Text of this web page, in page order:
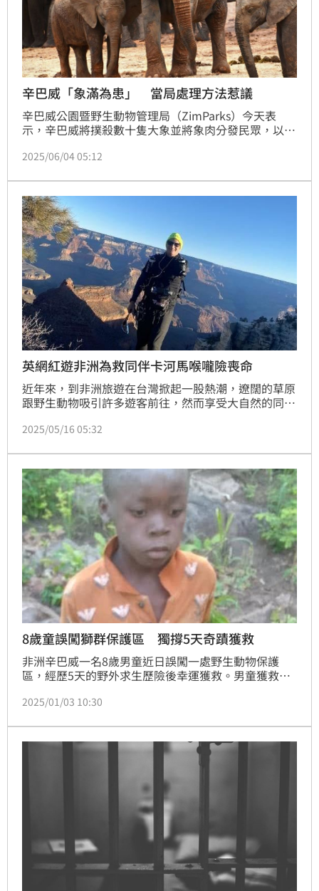
辛巴威「象滿為患」 當局處理方法惹議
辛巴威公園暨野生動物管理局（ZimParks）今天表
示，辛巴威將撲殺數十隻大象並將象肉分發民眾，以緩
2025/06/04 05:12
英網紅遊非洲為救同伴卡河馬喉嚨險喪命
近年來，到非洲旅遊在台灣掀起一股熱潮，遼闊的草原
跟野生動物吸引許多遊客前往，然而享受大自然的同
訪問英國網紅坦普勒（Paul Templer），聽他描述28
2025/05/16 05:32
8歲童誤闖獅群保護區 獨撐5天奇蹟獲救
非洲辛巴威一名8歲男童近日誤闖一處野生動物保護
區，經歷5天的野外求生歷險後幸運獲救。男童獲救時
示他豐富的野外知識和生存技巧，引起網路熱議。
2025/01/03 10:30